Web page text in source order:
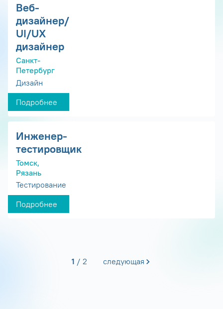
Веб-
дизайнер/
UI/UX
дизайнер
Санкт-
Петербург
Дизайн
Подробнее
Инженер-
тестировщик
Томск,
Рязань
Тестирование
Подробнее
1 2 следующая